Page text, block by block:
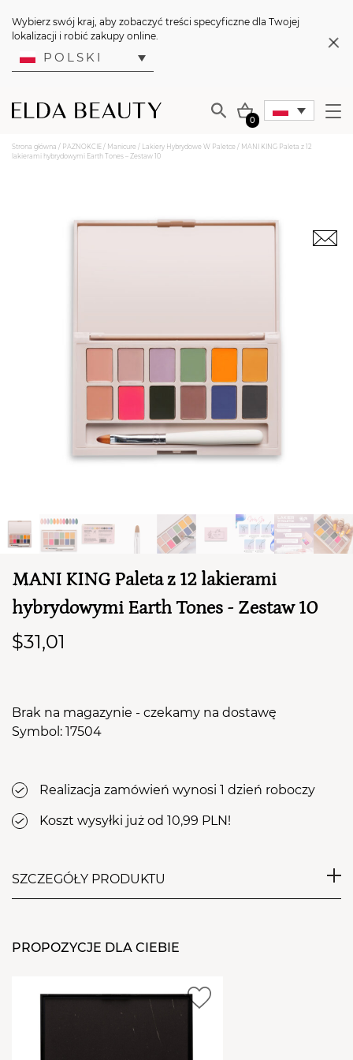
Wybierz swój kraj, aby zobaczyć treści specyficzne dla Twojej
lokalizacji i robić zakupy online.
POLSKI
0
TWÓJ KOSZYK (
Suma koszyka (0)
Strona główna / PAZNOKCIE / Manicure / Lakiery Hybrydowe W Paletce / MANI KING Paleta z 12
lakierami hybrydowymi Earth Tones – Zestaw 10
MANI KING Paleta z 12 lakierami
hybrydowymi Earth Tones - Zestaw 10
$31,01
Brak na magazynie - czekamy na dostawę
Symbol: 17504
Realizacja zamówień wynosi 1 dzień roboczy
Koszt wysyłki już od 10,99 PLN!
SZCZEGÓŁY PRODUKTU
wspaniałe zestawienie kolorów ziemi. Są to kolory
zastosowania ich w domu czy podczas podróży. Nie
zajmują dużo miejsca, a lakiery wykorzystasz do
PROPOZYCJE DLA CIEBIE